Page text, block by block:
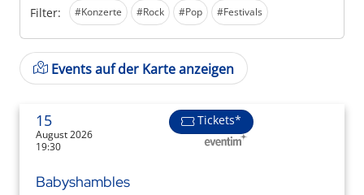
Filter: #Konzerte #Rock #Pop #Festivals
Events auf der Karte anzeigen
15
August 2026
19:30
Tickets*
Babyshambles